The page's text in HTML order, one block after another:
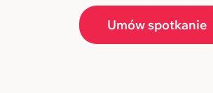
Umów spotkanie